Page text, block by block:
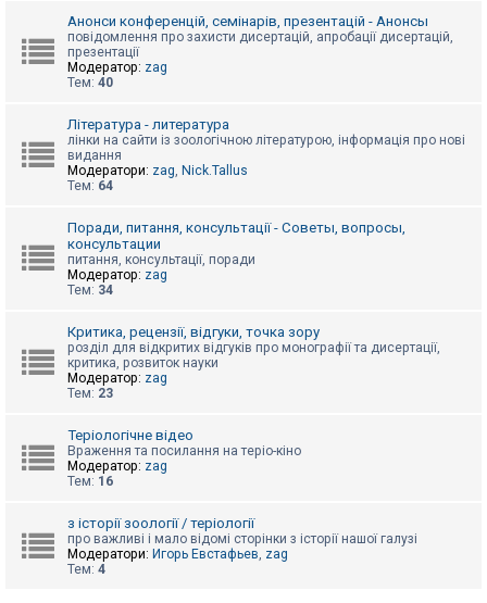
П
м
о
г
Анонси конференцій, семінарів, презентацій - Анонсы
повідомлення про захисти дисертацій, апробації дисертацій,
презентації
Модератор: zag
Тем: 40
Література - литература
лінки на сайти із зоологічною літературою, інформація про нові
видання
Модератори: zag, Nick.Tallus
Тем: 64
Поради, питання, консультації - Советы, вопросы,
консультации
питання, консультації, поради
Модератор: zag
Тем: 34
Критика, рецензії, відгуки, точка зору
розділ для відкритих відгуків про монографії та дисертації,
критика, розвиток науки
Модератор: zag
Тем: 23
Теріологічне відео
Враження та посилання на теріо-кіно
Модератор: zag
Тем: 16
з історії зоології / теріології
про важливі і мало відомі сторінки з історії нашої галузі
Модератори: Игорь Евстафьев, zag
Тем: 4